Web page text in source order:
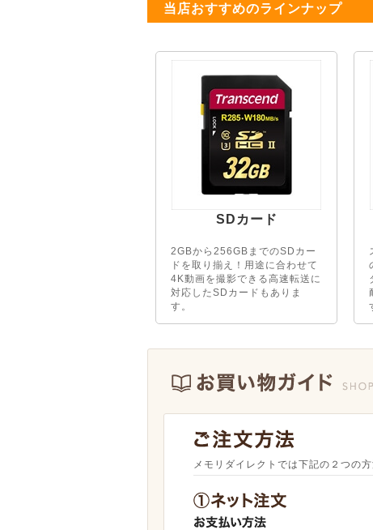
当店おすすめのラインナップ
SDカード
2GBから256GBまでのSDカー
ドを取り揃え！用途に合わせて
4K動画を撮影できる高速転送に
対応したSDカードもありま
す。
メモリダイレクトでは下記の２つの